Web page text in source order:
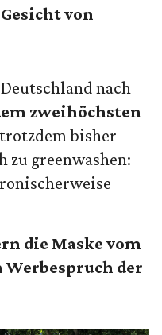
von
nach
zweihöchsten
bisher
zu greenwashen:
die Maske vom
Werbespruch der